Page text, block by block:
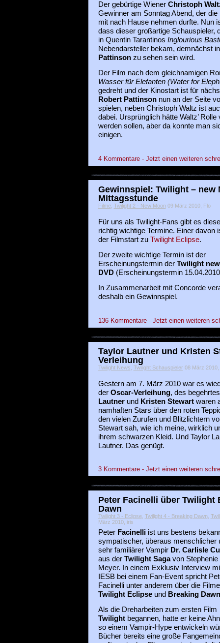
Der gebürtige Wiener Christoph
Gewinner am Sonntag Abend, der
mit nach Hause nehmen durfte. Nun
dass dieser großartige Schauspieler,
in Quentin Tarantinos Inglourious
Nebendarsteller bekam, demnächst
Pattinsonzu sehen sein wird.
Der Film nach dem gleichnamigen
Wasser für Elefanten (Water for
gedreht und der Kinostart ist für
Robert Pattinsonnun an der Seite
spielen, neben Christoph Waltz ist
dabei. Ursprünglich hätte Waltz’
werden sollen, aber da konnte man
einigen.
4 Kommentare - Jetzt einen weiteren
Gewinnspiel: Twilight – new
Mittagsstunde
Filme, Twilight 2 - New Moon09 März 2010, Flo
Für uns als Twilight-Fans gibt es
richtig wichtige Termine. Einer davon
der Filmstart zu Twilight Eclipse.
Der zweite wichtige Termin ist der
Erscheinungstermin der Twilight
DVD(Erscheinungstermin
In Zusammenarbeit mit Concorde
deshalb ein Gewinnspiel.
136 Kommentare - Jetzt einen weiteren
Taylor Lautner und Kristen
Verleihung
Twilight News Twilight Schauspieler08 März 2010,
Gestern am 7. März 2010 war es
der Oscar-Verleihung, des
Lautnerund Kristen Stewartwaren
namhaften Stars über den roten
den vielen Zurufen und Blitzlichtern
Stewart sah, wie ich meine, wirklich
ihrem schwarzen Kleid. Und Taylor
Lautner. Das genügt.
3 Kommentare - Jetzt einen weiteren
Peter Facinelli über Twilight
Dawn
Twilight 3 - Eclipse, Twilight 4 - Breaking Dawn,
März 2010, iris
Peter Facinelliist uns bestens
sympatischer, überaus menschlicher
sehr familiärer Vampir Dr. Carlisle
aus der Twilight Sagavon Stephenie
Meyer. In einem Exklusiv Interview
IESB bei einem Fan-Event spricht
Facinelli unter anderem über die Filme
Twilight Eclipseund Breaking
Als die Dreharbeiten zum ersten Film
Twilight begannen, hatte er keine
so einem Vampir-Hype entwickeln
Bücher bereits eine große